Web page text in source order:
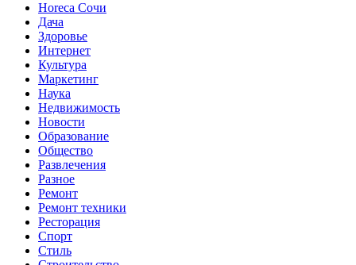
Horeca Сочи
Дача
Здоровье
Интернет
Культура
Маркетинг
Наука
Недвижимость
Новости
Образование
Общество
Развлечения
Разное
Ремонт
Ремонт техники
Ресторация
Спорт
Стиль